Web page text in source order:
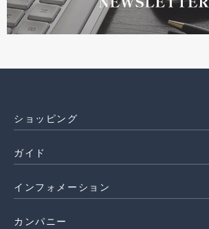
ショッピング
ガイド
インフォメーション
カンパニー